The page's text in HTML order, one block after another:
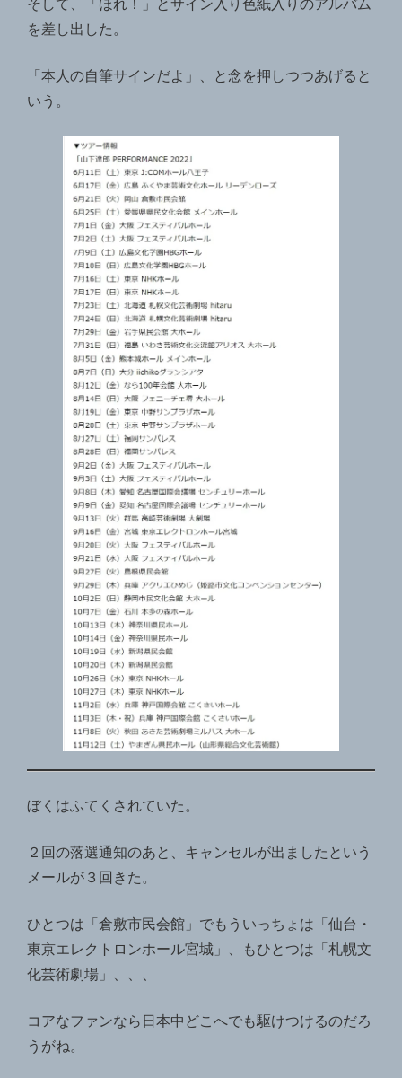
そして、「ほれ！」とサイン入り色紙入りのアルバム
を差し出した。
「本人の自筆サインだよ」、と念を押しつつあげると
いう。
ぼくはふてくされていた。
２回の落選通知のあと、キャンセルが出ましたという
メールが３回きた。
ひとつは「倉敷市民会館」でもういっちょは「仙台・
東京エレクトロンホール宮城」、もひとつは「札幌文
化芸術劇場」、、、
コアなファンなら日本中どこへでも駆けつけるのだろ
うがね。